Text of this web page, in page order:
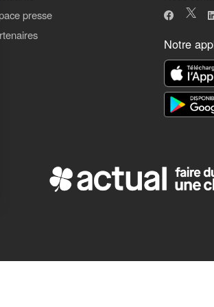
confidentialité, en garantissant la
presse
Notre